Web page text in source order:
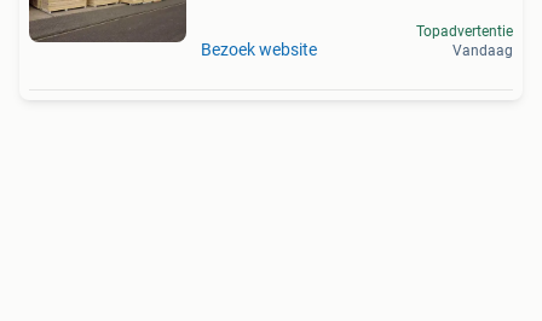
Bezoek website
Topadvertentie
Vandaag